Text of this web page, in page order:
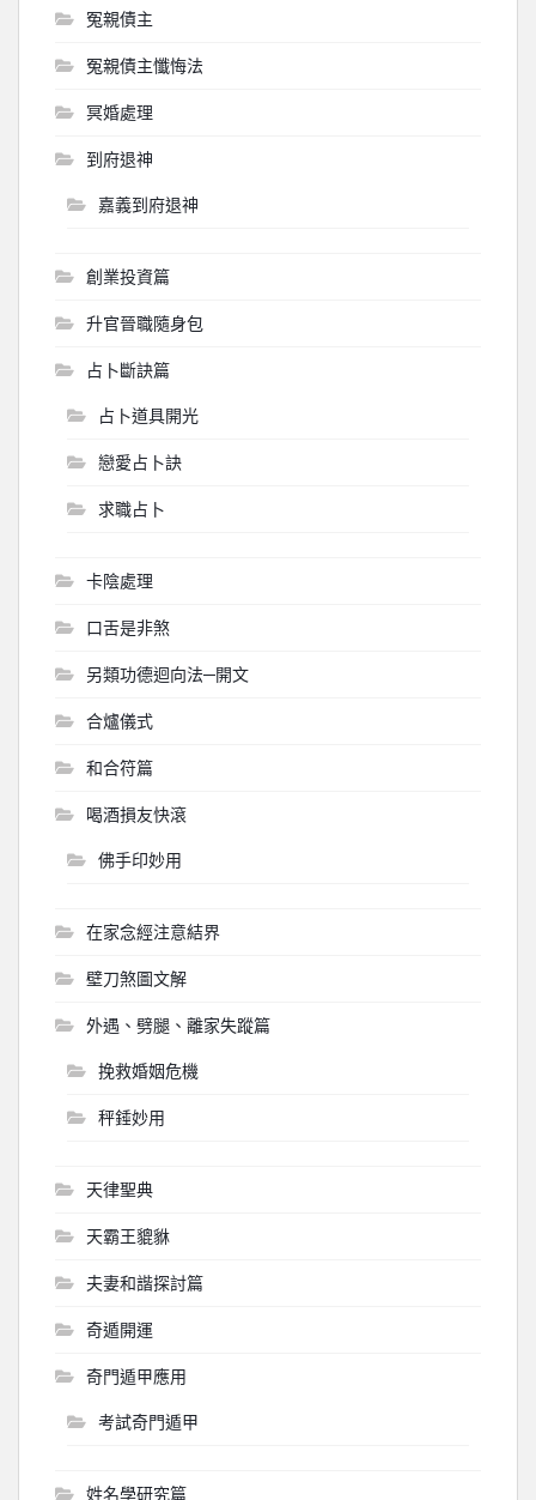
冤親債主
冤親債主懺悔法
冥婚處理
到府退神
嘉義到府退神
創業投資篇
升官晉職隨身包
占卜斷訣篇
占卜道具開光
戀愛占卜訣
求職占卜
卡陰處理
口舌是非煞
另類功德迴向法─開文
合爐儀式
和合符篇
喝酒損友快滾
佛手印妙用
在家念經注意結界
壁刀煞圖文解
外遇、劈腿、離家失蹤篇
挽救婚姻危機
秤錘妙用
天律聖典
天霸王貔貅
夫妻和諧探討篇
奇遁開運
奇門遁甲應用
考試奇門遁甲
姓名學研究篇